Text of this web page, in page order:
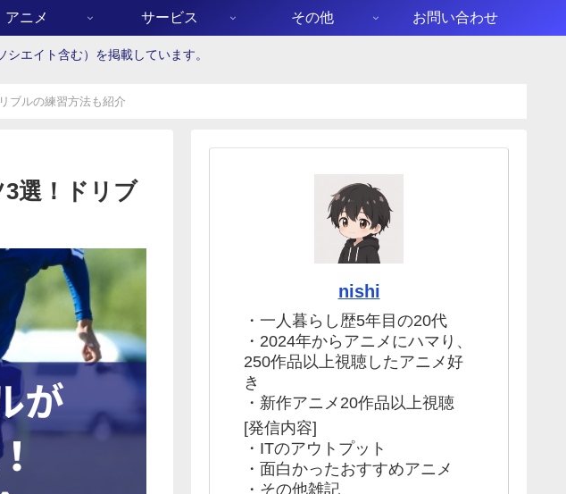
アニメ サービス その他 お問い合わせ
エイト含む）を掲載しています。
ブルの練習方法も紹介
選！ドリブ
nishi
・一人暮らし歴5年目の20代
・2024年からアニメにハマり、
250作品以上視聴したアニメ好
き
・新作アニメ20作品以上視聴
[発信内容]
・ITのアウトプット
・面白かったおすすめアニメ
・その他雑記